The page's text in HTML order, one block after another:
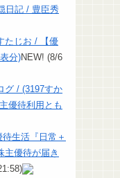
日記 / 豊臣秀
たじお / 【優
分)NEW! (8/6
グ / (3197すか
優待利用とも
生活『日常＋
主優待が届き